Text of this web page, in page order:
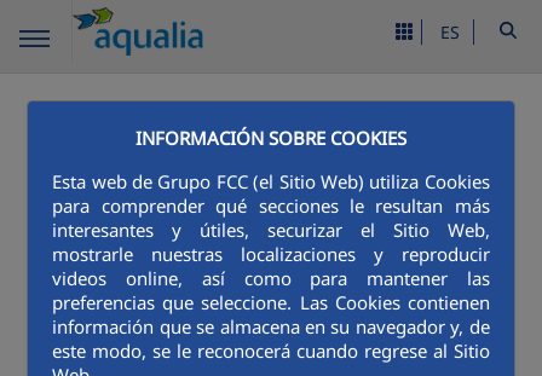
INFORMACIÓN SOBRE COOKIES
Esta web de Grupo FCC (el Sitio Web) utiliza Cookies
para comprender qué secciones le resultan más
interesantes y útiles, securizar el Sitio Web,
mostrarle nuestras localizaciones y reproducir
videos online, así como para mantener las
preferencias que seleccione. Las Cookies contienen
información que se almacena en su navegador y, de
este modo, se le reconocerá cuando regrese al Sitio
ES
Menú San Luís Potosí
SISTEMA DE ACUEDUCTO EL
REALITO – SAN LUIS POTOSÍ